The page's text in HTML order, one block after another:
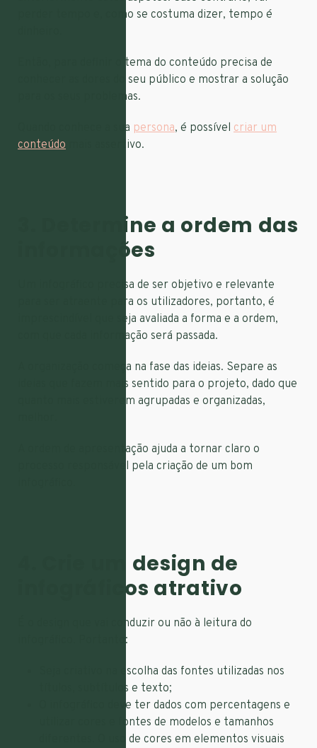
perder tempo e, como se costuma dizer, tempo é
Então, para definir o tema do conteúdo precisa de
conhecer as dores do seu público e mostrar a solução
para os seus problemas.
Quando conhece a sua persona, é possível criar um
conteúdo mais assertivo.
3. Determine a ordem das
informações
Um infográfico precisa de ser objetivo e relevante
para ser atraente para os utilizadores, portanto, é
imprescindível que seja avaliada a forma e a ordem,
com que cada informação será passada.
A organização começa na fase das ideias. Separe as
ideias que fazem mais sentido para o projeto, dado que
quanto mais estiverem agrupadas e organizadas,
A ordem de apresentação ajuda a tornar claro o
processo responsável pela criação de um bom
4. Crie um design de
infográficos atrativo
É o design que vai conduzir ou não à leitura do
infográfico. Portanto:
Seja criativo na escolha das fontes utilizadas nos
títulos, subtítulos e texto;
O infográfico deve ter dados com percentagens e
utilizar cores e fontes de modelos e tamanhos
diferentes. O uso de cores em elementos visuais